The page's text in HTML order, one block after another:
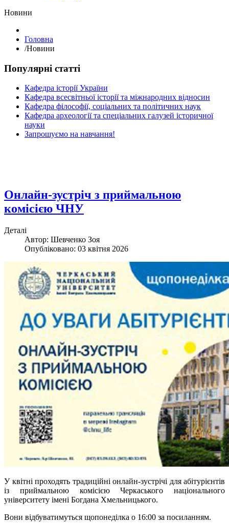
Hовини
Головна
/Hовини
Популярні статті
Кафедра історії України
Кафедра всесвітньої історії та міжнародних відносин
Кафедра філософії, соціальних та політичних наук
Кафедра археології та спеціальних галузей історичної
науки
Запрошуємо на навчання!
Онлайн-зустріч з приймальною
комісією ЧНУ
Деталі
Автор: Шевченко Зоя
Опубліковано: 03 квітня 2026
У квітні проходять традиційні онлайн-зустрічі для абітурієнтів
із приймальною комісією Черкаського національного
університету імені Богдана Хмельницького.
Вони відбуватимуться щопонеділка о 16:00 за посиланням.